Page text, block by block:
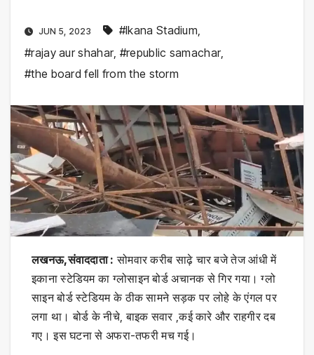
JUN 5, 2023 #Ikana Stadium
#rajay aur shahar, #republic samachar,
#the board fell from the storm
लखनऊ,संवाददाता : सोमवार करीब साढ़े चार बजे तेज आंधी में
इकाना स्टेडियम का ग्लोसाइन बोर्ड अचानक से गिर गया। ग्लो
साइन बोर्ड स्टेडियम के ठीक सामने सड़क पर लोहे के एंगल पर
लगा था। बोर्ड के नीचे, बाइक सवार ,कई कारे और राहगीर दब
गए। इस घटना से अफरा-तफरी मच गई।